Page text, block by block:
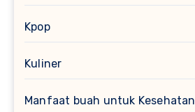
Kpop
Kuliner
Manfaat buah untuk Kesehatan